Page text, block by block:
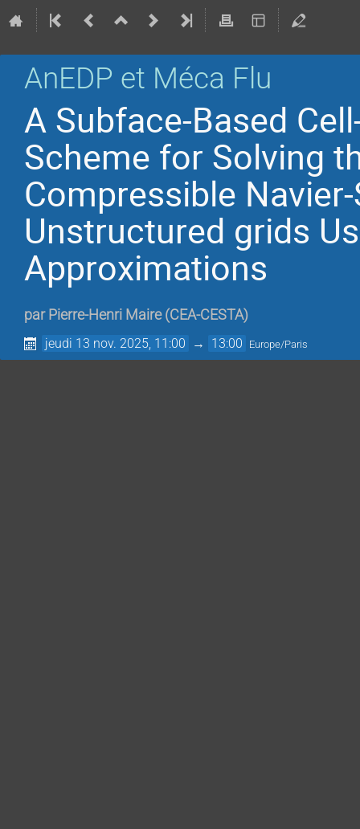
AnEDP et Méca Flu
A Subface-Based
Scheme for Solving
Compressible
Unstructured grids
Approximations
par Pierre-Henri Maire (CEA-CESTA)
jeudi 13 nov. 2025, 11:00 → 13:00 Europe/Paris